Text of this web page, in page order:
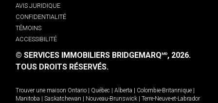
AVIS JURIDIQUE
CONFIDENTIALITÉ
TÉMOINS
ACCESSIBILITÉ
© SERVICES IMMOBILIERS BRIDGEMARQMD, 2026.
TOUS DROITS RÉSERVÉS.
Trouver une maison Ontario Québec Alberta Colombie-Britannique
Manitoba
Saskatchewan Nouveau-Brunswick
Terre-Neuve-et-Labrador